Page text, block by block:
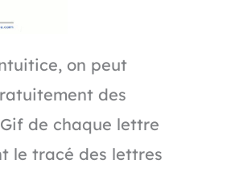
on peut
des
de chaque lettre
le tracé des lettres